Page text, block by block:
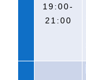
19:00-
21:00